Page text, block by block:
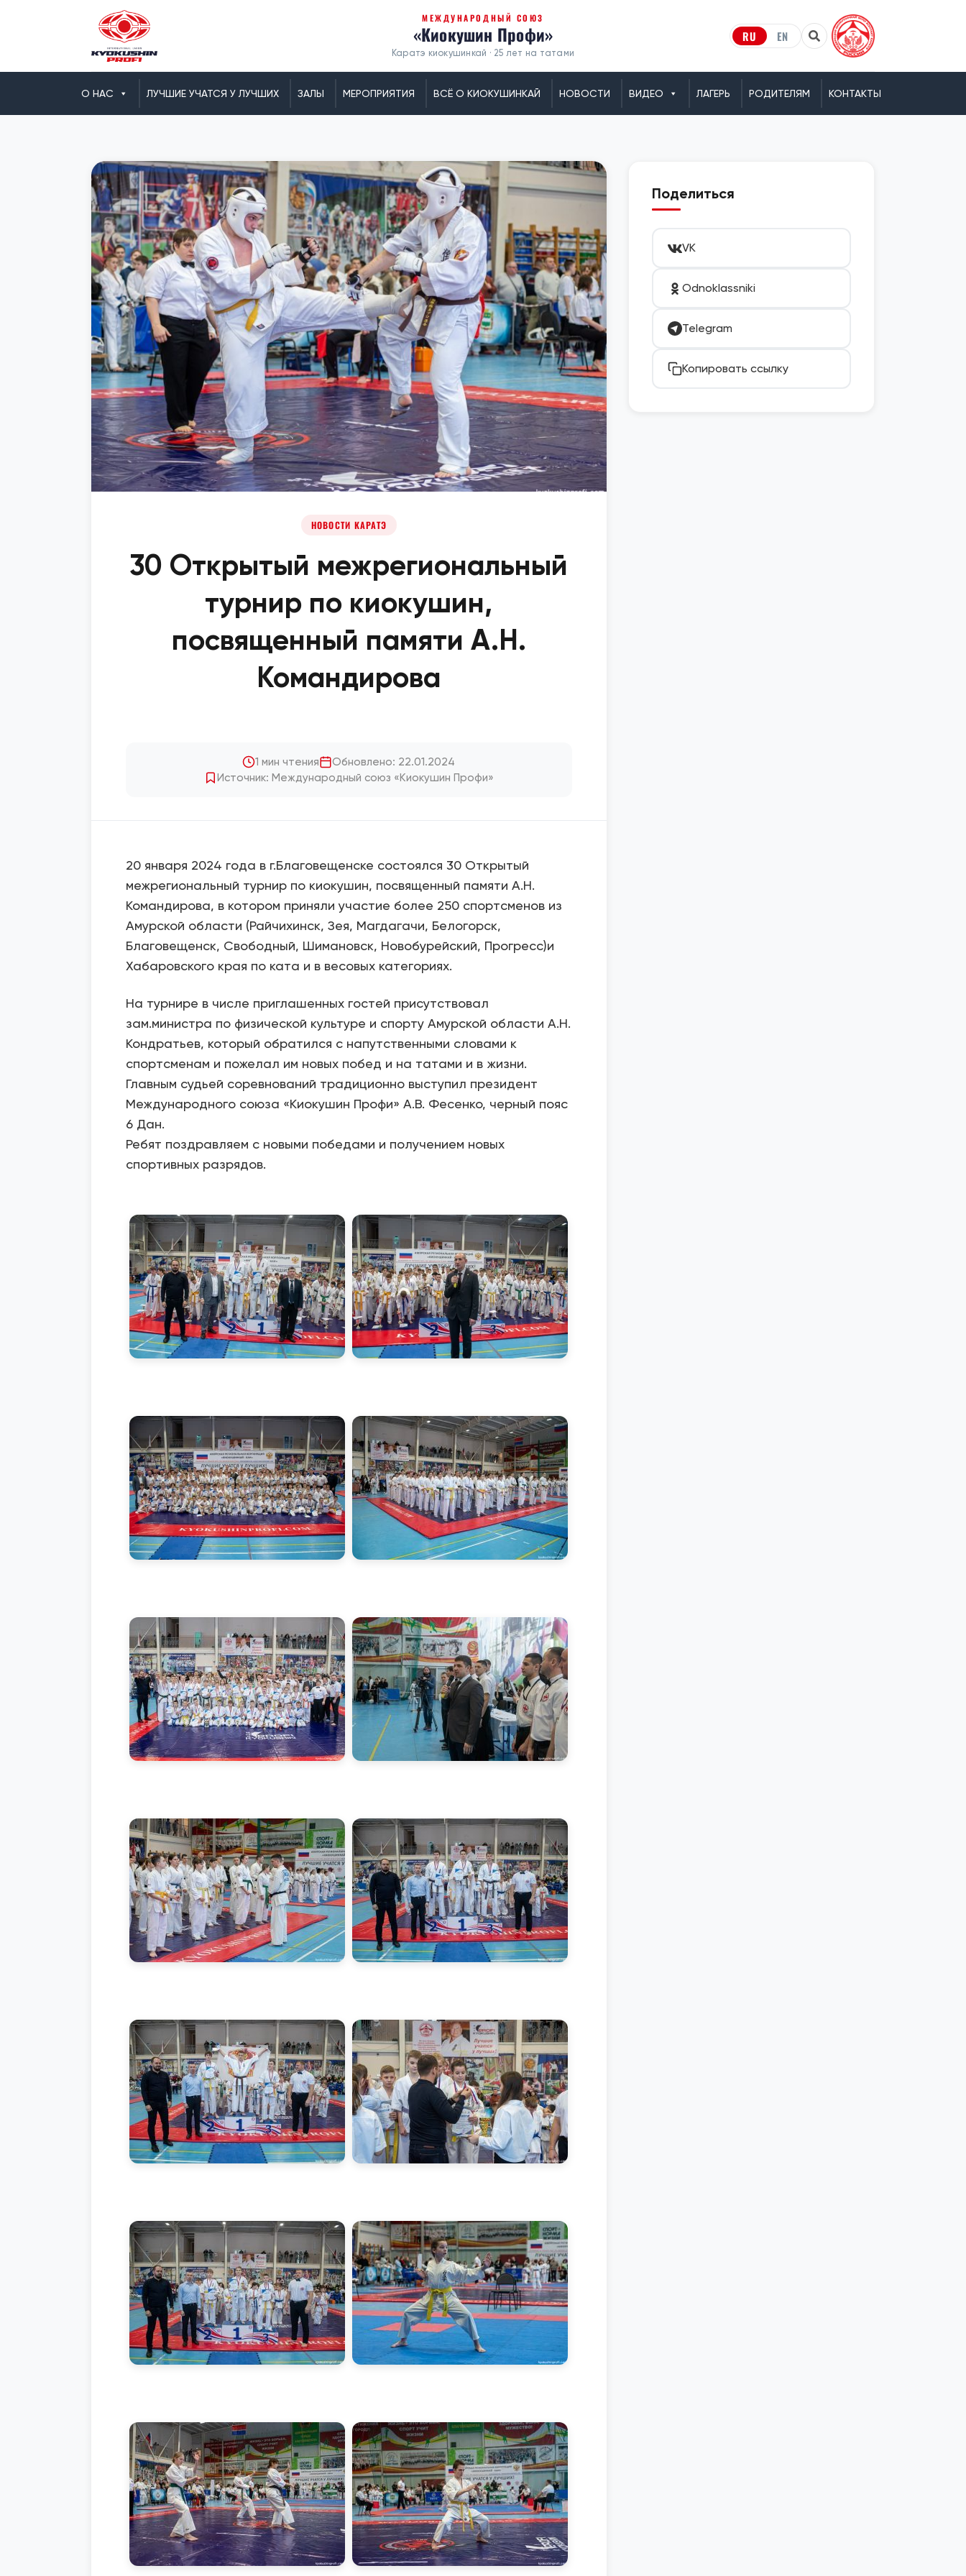
МЕЖДУНАРОДНЫЙ СОЮЗ
«Киокушин Профи»
Каратэ киокушинкай · 25 лет на татами
RU EN
О НАС ЛУЧШИЕ УЧАТСЯ У ЛУЧШИХ ЗАЛЫ МЕРОПРИЯТИЯ ВСЁ О КИОКУШИНКАЙ НОВОСТИ ВИДЕО ЛАГЕРЬ РОДИТЕЛЯМ КОНТАКТЫ
НОВОСТИ КАРАТЭ
30 Открытый межрегиональный
турнир по киокушин,
посвященный памяти А.Н.
Командирова
1 мин чтения
Обновлено: 22.01.2024
Источник: Международный союз «Киокушин Профи»
20 января 2024 года в г.Благовещенске состоялся 30 Открытый
межрегиональный турнир по киокушин, посвященный памяти А.Н.
Командирова, в котором приняли участие более 250 спортсменов из
Амурской области (Райчихинск, Зея, Магдагачи, Белогорск,
Благовещенск, Свободный, Шимановск, Новобурейский, Прогресс)и
Хабаровского края по ката и в весовых категориях.
На турнире в числе приглашенных гостей присутствовал
зам.министра по физической культуре и спорту Амурской области А.Н.
Кондратьев, который обратился с напутственными словами к
спортсменам и пожелал им новых побед и на татами и в жизни.
Главным судьей соревнований традиционно выступил президент
Международного союза «Киокушин Профи» А.В. Фесенко, черный пояс
6 Дан.
Ребят поздравляем с новыми победами и получением новых
спортивных разрядов.
Поделиться
VK
Odnoklassniki
Telegram
Копировать ссылку